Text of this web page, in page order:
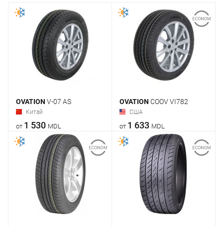
OVATION V-07 AS
Китай
от 1 530 MDL
OVATION COOV VI782
США
от 1 633 MDL